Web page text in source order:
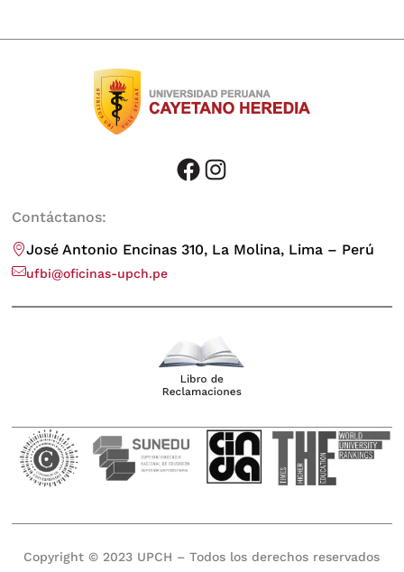
facebook instagram
Contáctanos:
José Antonio Encinas 310, La Molina, Lima – Perú
ufbi@oficinas-upch.pe
Copyright © 2023 UPCH – Todos los derechos reservados